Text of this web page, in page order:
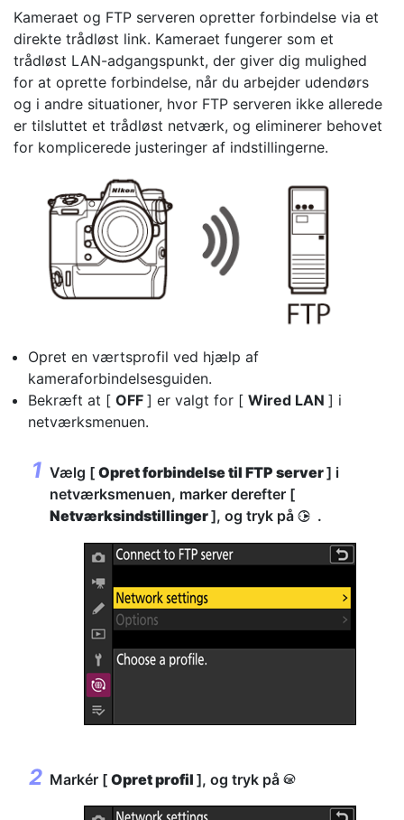
Kameraet og FTP serveren opretter forbindelse via et
direkte trådløst link. Kameraet fungerer som et
trådløst LAN-adgangspunkt, der giver dig mulighed
for at oprette forbindelse, når du arbejder udendørs
og i andre situationer, hvor FTP serveren ikke allerede
er tilsluttet et trådløst netværk, og eliminerer behovet
for komplicerede justeringer af indstillingerne.
Opret en værtsprofil ved hjælp af
kameraforbindelsesguiden.
Bekræft at [ OFF ] er valgt for [ Wired LAN ] i
netværksmenuen.
Vælg [ Opret forbindelse til FTP server] i
netværksmenuen, marker derefter [
Netværksindstillinger], og tryk på 2 .
Markér [ Opret profil ], og tryk på J